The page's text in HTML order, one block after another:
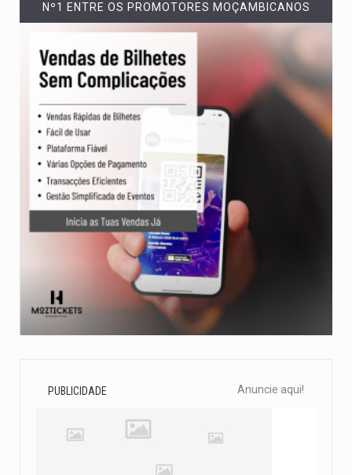
Nº1 ENTRE OS PROMOTORES MOÇAMBICANOS
PUBLICIDADE Anuncie aqui!